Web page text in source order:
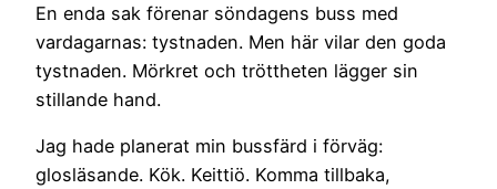
En enda sak förenar söndagens buss med
vardagarnas: tystnaden. Men här vilar den goda
tystnaden. Mörkret och tröttheten lägger sin
stillande hand.
Jag hade planerat min bussfärd i förväg:
glosläsande. Kök. Keittiö. Komma tillbaka,